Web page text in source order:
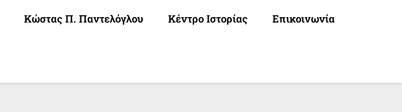
Κώστας Π. Παντελόγλου Κέντρο Ιστορίας Επικοινωνία